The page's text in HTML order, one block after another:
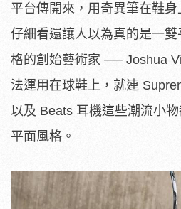
平台傳開來，用奇異筆在鞋
仔細看還讓人以為真的是一
格的創始藝術家 ── Joshua
法運用在球鞋上，就連
以及 Beats 耳機這些潮流小
平面風格。